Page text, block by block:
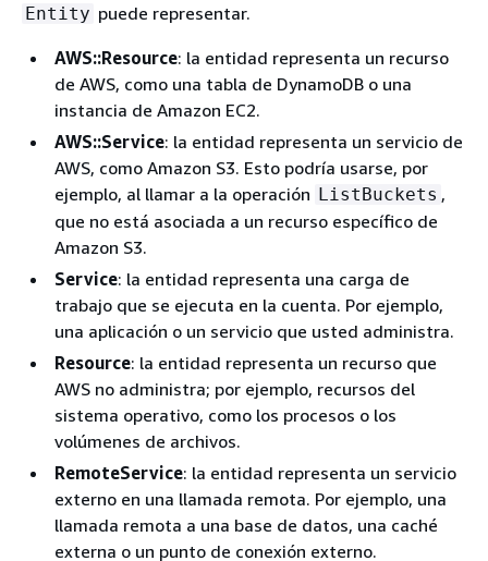
Entity puede representar.
AWS::Resource: la entidad representa un recurso
de AWS, como una tabla de DynamoDB o una
instancia de Amazon EC2.
AWS::Service: la entidad representa un servicio de
AWS, como Amazon S3. Esto podría usarse, por
ejemplo, al llamar a la operación ListBuckets ,
que no está asociada a un recurso específico de
Amazon S3.
Service: la entidad representa una carga de
trabajo que se ejecuta en la cuenta. Por ejemplo,
una aplicación o un servicio que usted administra.
Resource: la entidad representa un recurso que
AWS no administra; por ejemplo, recursos del
sistema operativo, como los procesos o los
volúmenes de archivos.
RemoteService: la entidad representa un servicio
externo en una llamada remota. Por ejemplo, una
llamada remota a una base de datos, una caché
externa o un punto de conexión externo.